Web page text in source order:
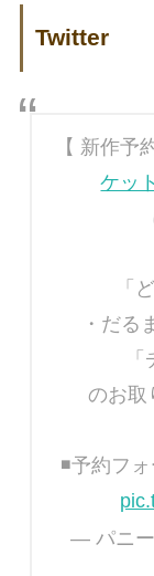
Twitter
【 新作予
ケッ
「ど
・だる
「
のお取
◾️予約フォ
— パニー